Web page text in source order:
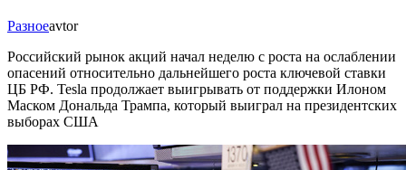
Разноеavtor
Российский рынок акций начал неделю с роста на ослаблении
опасений относительно дальнейшего роста ключевой ставки
ЦБ РФ. Tesla продолжает выигрывать от поддержки Илоном
Маском Дональда Трампа, который выиграл на президентских
выборах США